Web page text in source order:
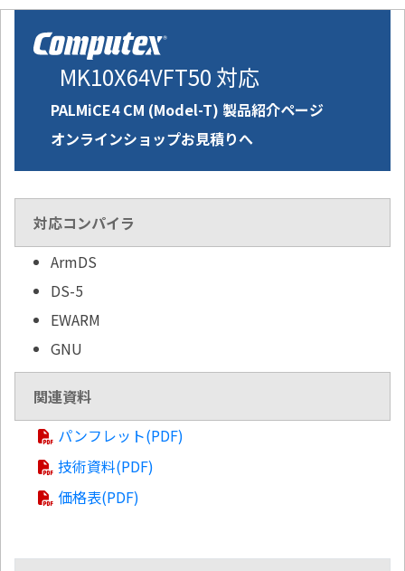
MK10X64VFT50 対応
PALMiCE4 CM (Model-T) 製品紹介ページ
オンラインショップお見積りへ
対応コンパイラ
ArmDS
DS-5
EWARM
GNU
関連資料
パンフレット(PDF)
技術資料(PDF)
価格表(PDF)